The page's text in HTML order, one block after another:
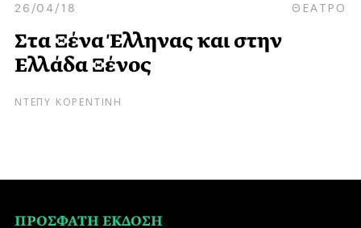
26/04/18 ΘΕΑΤΡΟ
Στα Ξένα Έλληνας και στην
Ελλάδα Ξένος
ΝΤΕΠΥ ΚΟΡΕΝΤΙΝΗ
ΠΡΟΣΦΑΤΗ ΕΚΔΟΣΗ